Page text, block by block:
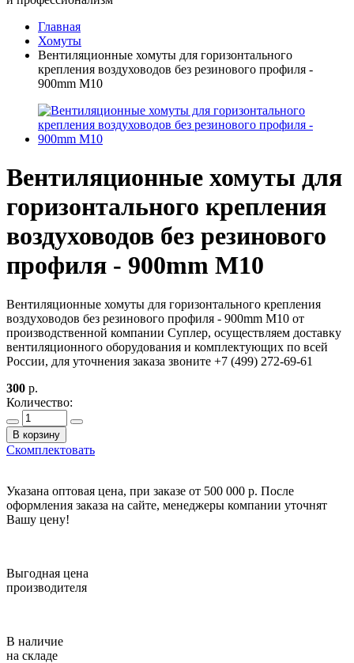
Главная
Хомуты
Вентиляционные хомуты для горизонтального
крепления воздуховодов без резинового профиля -
900mm М10
Вентиляционные хомуты для
горизонтального крепления
воздуховодов без резинового
профиля - 900mm М10
Вентиляционные хомуты для горизонтального крепления
воздуховодов без резинового профиля - 900mm М10 от
производственной компании Суплер, осуществляем доставку
вентиляционного оборудования и комплектующих по всей
России, для уточнения заказа звоните +7 (499) 272-69-61
300 р.
Количество:
В корзину
Скомплектовать
Указана оптовая цена, при заказе от 500 000 р. После
оформления заказа на сайте, менеджеры компании уточнят
Вашу цену!
Выгодная цена
производителя
В наличие
на складе